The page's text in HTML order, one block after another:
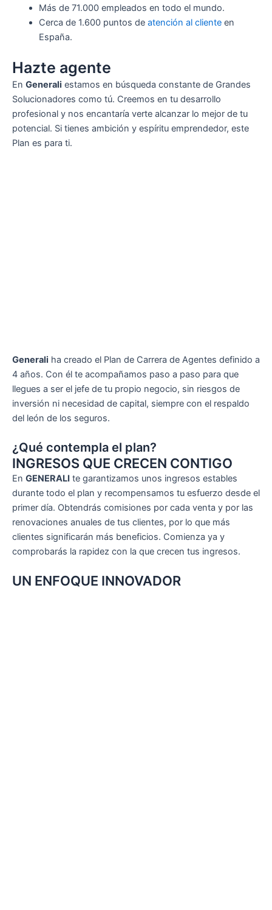
Más de 71.000 empleados en todo el mundo.
Cerca de 1.600 puntos de atención al clienteen
España.
Hazte agente
En Generali estamos en búsqueda constante de Grandes
Solucionadores como tú. Creemos en tu desarrollo
profesional y nos encantaría verte alcanzar lo mejor de tu
potencial. Si tienes ambición y espíritu emprendedor, este
Plan es para ti.
Generali ha creado el Plan de Carrera de Agentes definido a
4 años. Con él te acompañamos paso a paso para que
llegues a ser el jefe de tu propio negocio, sin riesgos de
inversión ni necesidad de capital, siempre con el respaldo
del león de los seguros.
¿Qué contempla el plan?
INGRESOS QUE CRECEN CONTIGO
En GENERALI te garantizamos unos ingresos estables
durante todo el plan y recompensamos tu esfuerzo desde el
primer día. Obtendrás comisiones por cada venta y por las
renovaciones anuales de tus clientes, por lo que más
clientes significarán más beneficios. Comienza ya y
comprobarás la rapidez con la que crecen tus ingresos.
UN ENFOQUE INNOVADOR